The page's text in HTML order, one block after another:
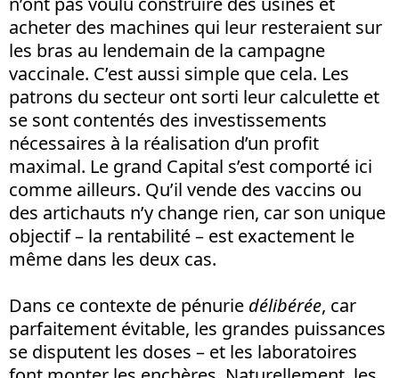
acheter des machines qui leur resteraient sur
les bras au lendemain de la campagne
vaccinale. C’est aussi simple que cela. Les
patrons du secteur ont sorti leur calculette et
se sont contentés des investissements
nécessaires à la réalisation d’un profit
maximal. Le grand Capital s’est comporté ici
comme ailleurs. Qu’il vende des vaccins ou
des artichauts n’y change rien, car son unique
objectif – la rentabilité – est exactement le
même dans les deux cas.
Dans ce contexte de pénurie délibérée, car
parfaitement évitable, les grandes puissances
se disputent les doses – et les laboratoires